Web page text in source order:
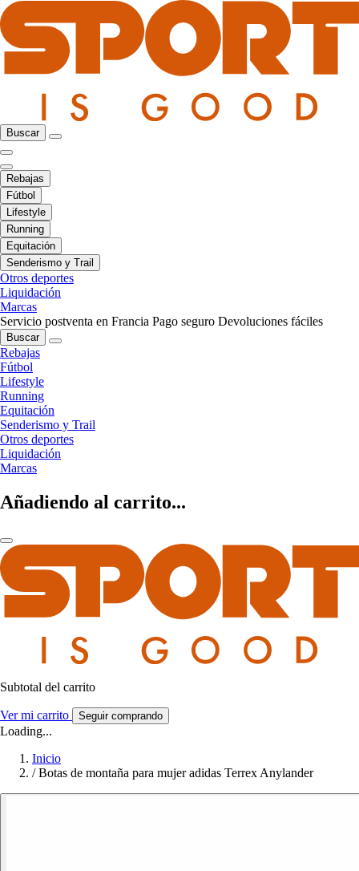
Buscar
Rebajas
Fútbol
Lifestyle
Running
Equitación
Senderismo y Trail
Otros deportes
Liquidación
Marcas
Servicio postventa en Francia Pago seguro Devoluciones fáciles
Buscar
Rebajas
Fútbol
Lifestyle
Running
Equitación
Senderismo y Trail
Otros deportes
Liquidación
Marcas
Añadiendo al carrito...
Subtotal del carrito
Ver mi carrito Seguir comprando
Loading...
Inicio
/ Botas de montaña para mujer adidas Terrex Anylander